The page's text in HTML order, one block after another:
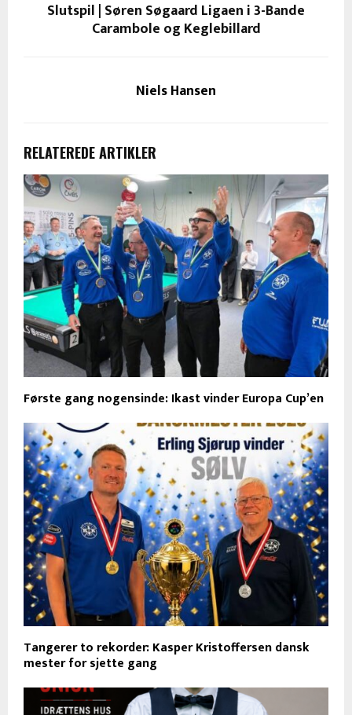
Slutspil | Søren Søgaard Ligaen i 3-Bande
Carambole og Keglebillard
Niels Hansen
RELATEREDE ARTIKLER
Første gang nogensinde: Ikast vinder Europa Cup’en
Tangerer to rekorder: Kasper Kristoffersen dansk
mester for sjette gang